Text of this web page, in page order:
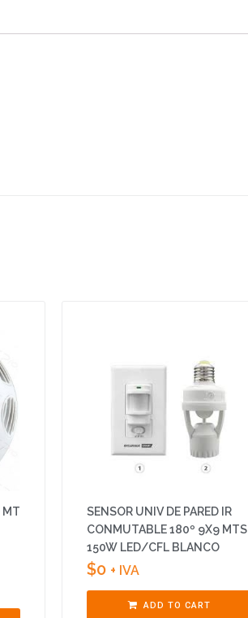
MT
SENSOR UNIV DE PARED IR
CONMUTABLE 180º 9X9 MTS
150W LED/CFL BLANCO
$0 + IVA
ADD TO CART